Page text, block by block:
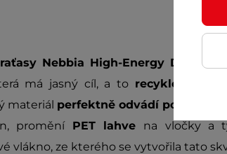
Nebbia High-Energy Double
má jasný cíl, a to recyklovat
materiál perfektně odvádí pot
promění PET lahve na vločky a
vlákno, ze kterého se vytvořila tato